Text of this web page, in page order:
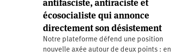
Automobile
Oppressions
Économie
antifasciste, antiraciste et
écosocialiste qui annonce
directement son désistement
Notre plateforme défend une position
nouvelle axée autour de deux points : en